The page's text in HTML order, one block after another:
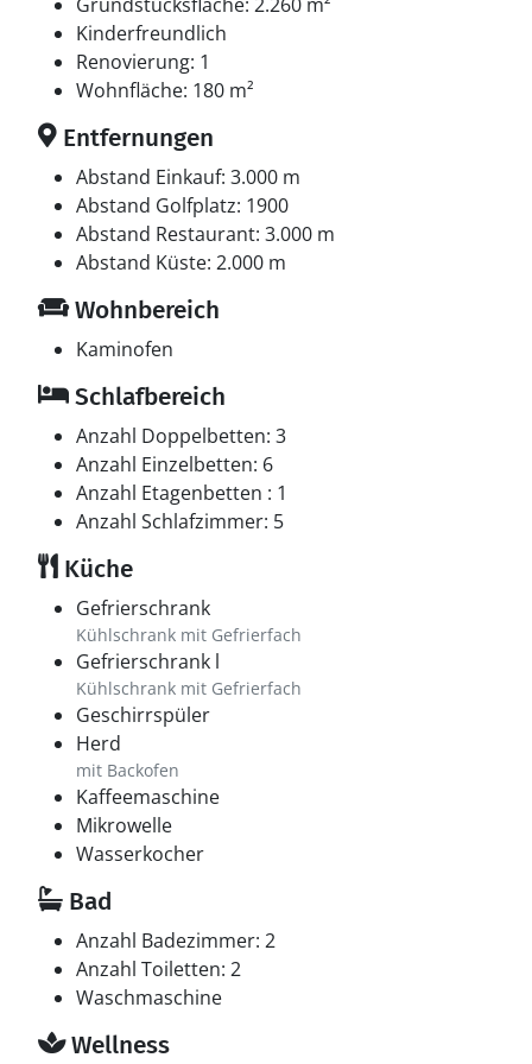
Kinderfreundlich
Renovierung: 1
Wohnfläche: 180 m²
Entfernungen
Abstand Einkauf: 3.000 m
Abstand Golfplatz: 1900
Abstand Restaurant: 3.000 m
Abstand Küste: 2.000 m
Wohnbereich
Kaminofen
Schlafbereich
Anzahl Doppelbetten: 3
Anzahl Einzelbetten: 6
Anzahl Etagenbetten : 1
Anzahl Schlafzimmer: 5
Küche
Gefrierschrank
Kühlschrank mit Gefrierfach
Gefrierschrank l
Kühlschrank mit Gefrierfach
Geschirrspüler
Herd
mit Backofen
Kaffeemaschine
Mikrowelle
Wasserkocher
Bad
Anzahl Badezimmer: 2
Anzahl Toiletten: 2
Waschmaschine
Wellness